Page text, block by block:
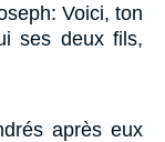
Voici, ton
ses deux fils,
après eux